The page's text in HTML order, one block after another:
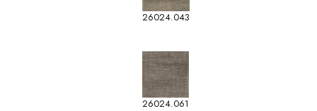
26024.043
26024.061